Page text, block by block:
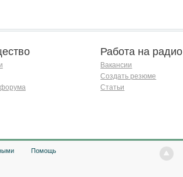
Работа на радио
Вакансии
Создать резюме
Статьи
Помощь